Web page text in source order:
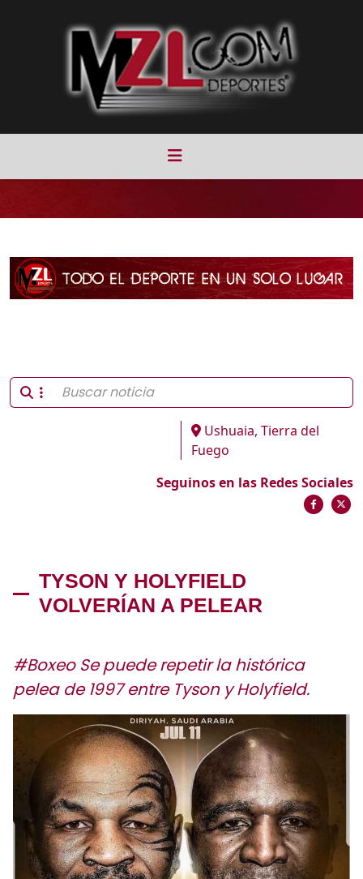
Ushuaia, Tierra del
Fuego
Seguinos en las Redes Sociales
TYSON Y HOLYFIELD
VOLVERÍAN A PELEAR
#Boxeo Se puede repetir la histórica
pelea de 1997 entre Tyson y Holyfield.